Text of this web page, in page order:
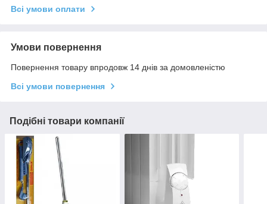
Всі умови оплати
Умови повернення
Повернення товару впродовж 14 днів за домовленістю
Всі умови повернення
Подібні товари компанії